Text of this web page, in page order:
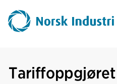
Tariffoppgjøret